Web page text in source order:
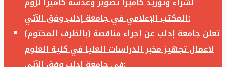
المكتب الإعلامي في جامعة إدلب وفق الآتي:
تعلن جامعة إدلب عن إجراء مناقصة (بالظرف المختوم)
لأعمال تجهيز مخبر الدراسات العليا في كلية العلوم